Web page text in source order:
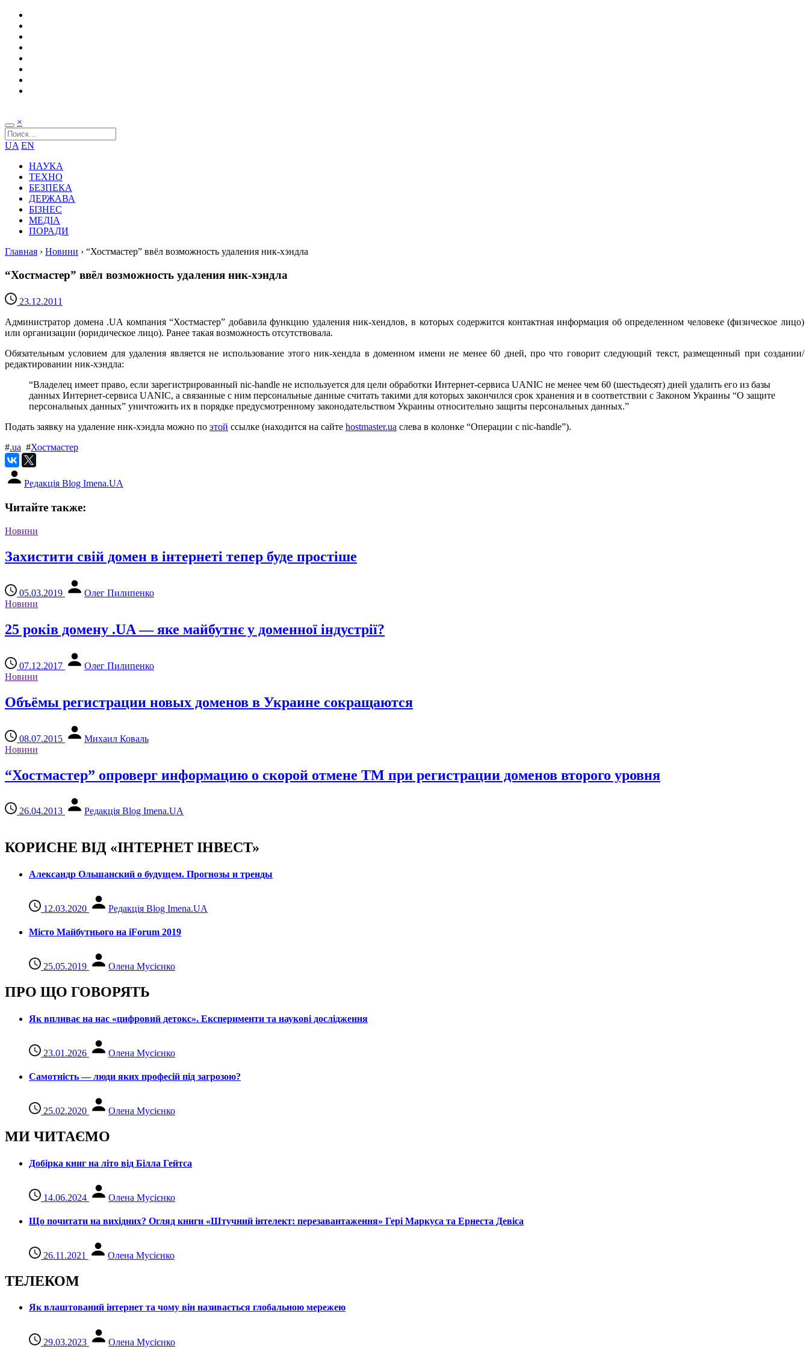
×
UA EN
НАУКА
ТЕХНО
БЕЗПЕКА
ДЕРЖАВА
БІЗНЕС
МЕДІА
ПОРАДИ
Главная › Новини › “Хостмастер” ввёл возможность удаления ник-хэндла
“Хостмастер” ввёл возможность удаления ник-хэндла
23.12.2011
Администратор домена .UA компания “Хостмастер” добавила функцию удаления ник-хендлов, в которых содержится контактная информация об определенном человеке (физическое лицо)
или организации (юридическое лицо). Ранее такая возможность отсутствовала.
Обязательным условием для удаления является не использование этого ник-хендла в доменном имени не менее 60 дней, про что говорит следующий текст, размещенный при создании/
редактировании ник-хэндла:
“Владелец имеет право, если зарегистрированный nic-handle не используется для цели обработки Интернет-сервиса UANIC не менее чем 60 (шестьдесят) дней удалить его из базы
данных Интернет-сервиса UANIC, а связанные с ним персональные данные считать такими для которых закончился срок хранения и в соответствии с Законом Украины “О защите
персональных данных” уничтожить их в порядке предусмотренному законодательством Украины относительно защиты персональных данных.”
Подать заявку на удаление ник-хэндла можно по этой ссылке (находится на сайте hostmaster.ua слева в колонке “Операции с nic-handle”).
#.ua #Хостмастер
Редакція Blog Imena.UA
Читайте также:
Новини
Захистити свій домен в інтернеті тепер буде простіше
05.03.2019
Олег Пилипенко
Новини
25 років домену .UA — яке майбутнє у доменної індустрії?
07.12.2017
Олег Пилипенко
Новини
Объёмы регистрации новых доменов в Украине сокращаются
08.07.2015
Михаил Коваль
Новини
“Хостмастер” опроверг информацию о скорой отмене ТМ при регистрации доменов второго уровня
26.04.2013 Редакція Blog Imena.UA
КОРИСНЕ ВІД «ІНТЕРНЕТ ІНВЕСТ»
Александр Ольшанский о будущем. Прогнозы и тренды
12.03.2020 Редакція Blog Imena.UA
Місто Майбутнього на iForum 2019
25.05.2019 Олена Мусієнко
ПРО ЩО ГОВОРЯТЬ
Як впливає на нас «цифровий детокс». Експерименти та наукові дослідження
23.01.2026 Олена Мусієнко
Самотність — люди яких професій під загрозою?
25.02.2020 Олена Мусієнко
МИ ЧИТАЄМО
Добірка книг на літо від Білла Гейтса
14.06.2024 Олена Мусієнко
Що почитати на вихідних? Огляд книги «Штучний інтелект: перезавантаження» Гері Маркуса та Ернеста Девіса
26.11.2021 Олена Мусієнко
ТЕЛЕКОМ
Як влаштований інтернет та чому він називається глобальною мережею
29.03.2023 Олена Мусієнко